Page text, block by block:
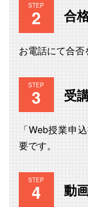
STEP
合
お電話にて合否
STEP
受
「Web授業申
要です。
STEP
動